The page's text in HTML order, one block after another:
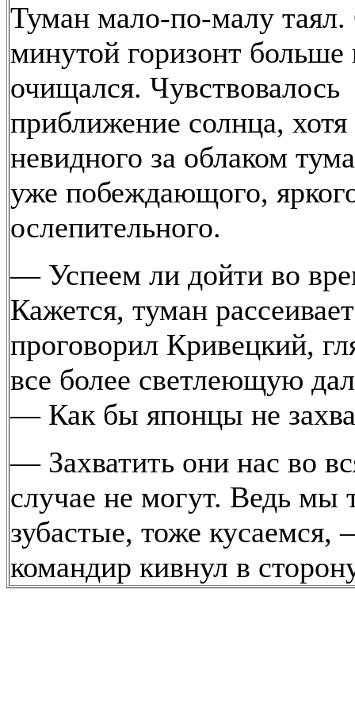
Туман мало-по-малу
минутой горизонт
очищался. Чувствовалось
приближение солнца,
невидного за облаком
уже побеждающого,
ослепительного.
— Успеем ли дойти во
Кажется, туман
проговорил Кривецкий,
все более светлеющую
— Как бы японцы не
— Захватить они нас во
случае не могут. Ведь мы
зубастые, тоже кусаемся,
командир кивнул в